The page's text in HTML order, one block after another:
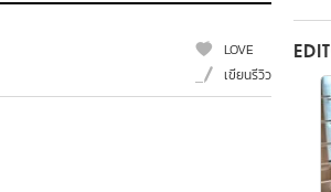
LOVE
เขียนรีวิว